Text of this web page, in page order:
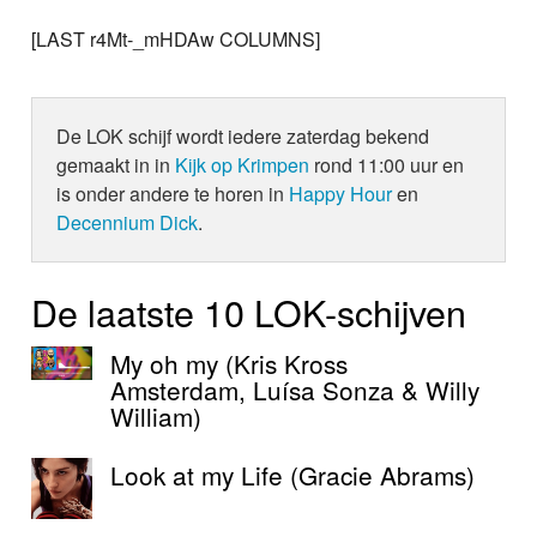
[LAST r4Mt-_mHDAw COLUMNS]
De LOK schijf wordt iedere zaterdag bekend
gemaakt in in Kijk op Krimpen rond 11:00 uur en
is onder andere te horen in Happy Houren
Decennium Dick.
De laatste 10 LOK-schijven
My oh my (Kris Kross
Amsterdam, Luísa Sonza & Willy
William)
Look at my Life (Gracie Abrams)